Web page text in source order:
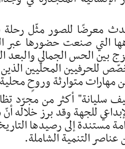
معرضًا للصور مثّل رحلة
التي صنعت حضورها عبر
بين الحس الجمالي والبعد
للحرفيين المحليين
متوارثة وروحٍ محلية
سليانة" أكثر من مجرّد
للجهة وقد برز خلاله
مستندة إلى رصيدها
التنمية الشاملة.